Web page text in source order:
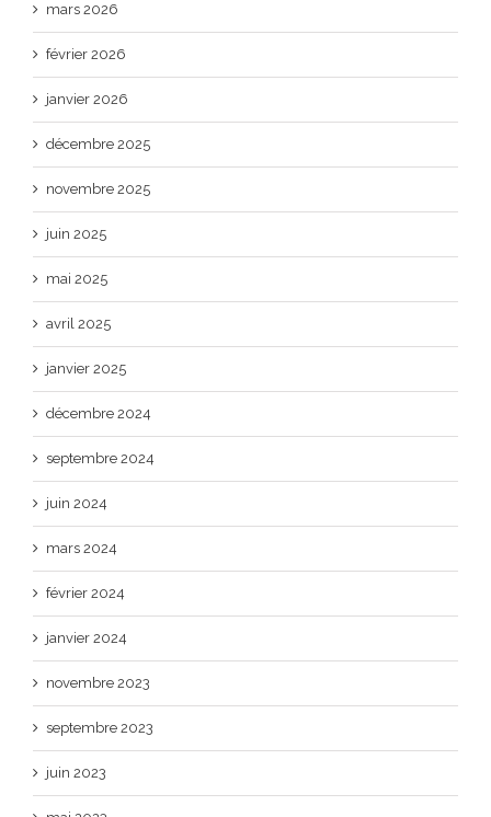
mars 2026
février 2026
janvier 2026
décembre 2025
novembre 2025
juin 2025
mai 2025
avril 2025
janvier 2025
décembre 2024
septembre 2024
juin 2024
mars 2024
février 2024
janvier 2024
novembre 2023
septembre 2023
juin 2023